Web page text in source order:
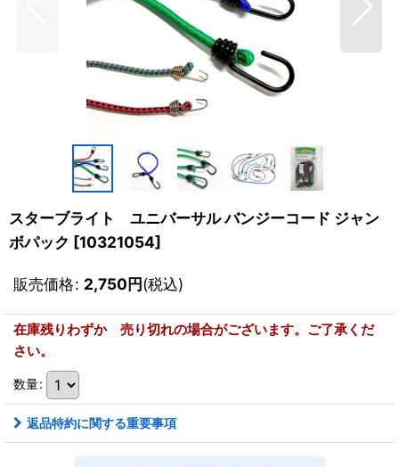
スターブライト ユニバーサル バンジーコード ジャン
ボパック [10321054]
販売価格: 2,750円(税込)
在庫残りわずか 売り切れの場合がございます。ご了承くだ
さい。
数量:
返品特約に関する重要事項